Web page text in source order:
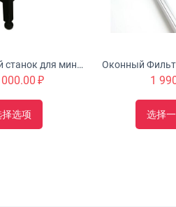
Чашкорезный станок для минибруса "Туборд 2.0"
₽
择选项
1
选择